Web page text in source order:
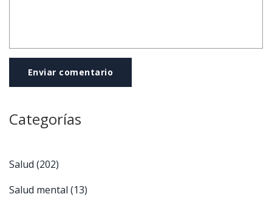
Enviar comentario
Categorías
Salud (202)
Salud mental (13)